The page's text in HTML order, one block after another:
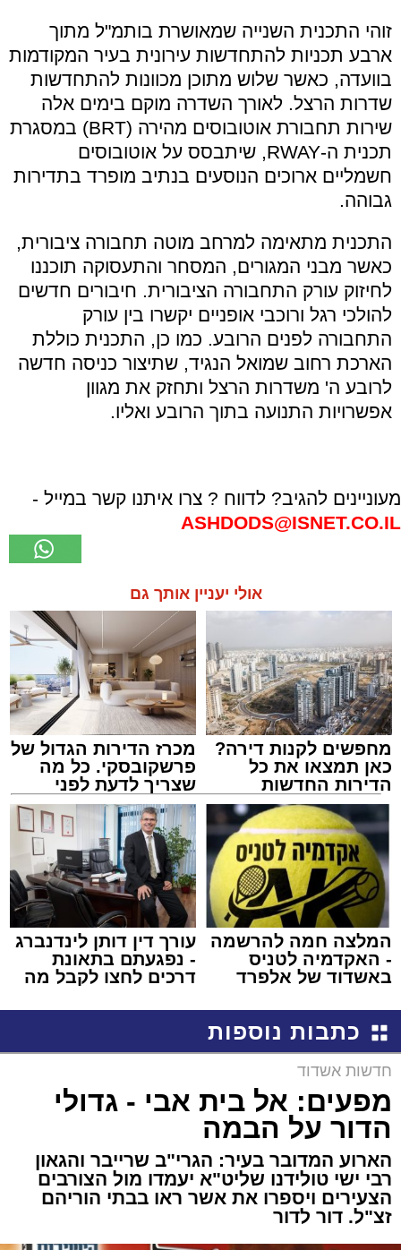
זוהי התכנית השנייה שמאושרת בותמ"ל מתוך
ארבע תכניות להתחדשות עירונית בעיר המקודמות
בוועדה, כאשר שלוש מתוכן מכוונות להתחדשות
שדרות הרצל. לאורך השדרה מוקם בימים אלה
שירות תחבורת אוטובוסים מהירה (BRT) במסגרת
תכנית ה-RWAY, שיתבסס על אוטובוסים
חשמליים ארוכים הנוסעים בנתיב מופרד בתדירות
גבוהה.
התכנית מתאימה למרחב מוטה תחבורה ציבורית,
כאשר מבני המגורים, המסחר והתעסוקה תוכננו
לחיזוק עורק התחבורה הציבורית. חיבורים חדשים
להולכי רגל ורוכבי אופניים יקשרו בין עורק
התחבורה לפנים הרובע. כמו כן, התכנית כוללת
הארכת רחוב שמואל הנגיד, שתיצור כניסה חדשה
לרובע ה' משדרות הרצל ותחזק את מגוון
אפשרויות התנועה בתוך הרובע ואליו.
מעוניינים להגיב? לדווח ? צרו איתנו קשר במייל -
ASHDODS@ISNET.CO.IL
אולי יעניין אותך גם
מחפשים לקנות דירה?
כאן תמצאו את כל
הדירות החדשות
למכירה באשדוד >>>
מכרז הדירות הגדול של
פרשקובסקי. כל מה
שצריך לדעת לפני
שמגישים הצעה לדירה
באשדוד
המלצה חמה להרשמה
- האקדמיה לטניס
באשדוד של אלפרד
עורך דין דותן לינדנברג
- נפגעתם בתאונת
דרכים לחצו לקבל מה
כתבות נוספות
חדשות אשדוד
מפעים: אל בית אבי - גדולי
הדור על הבמה
הארוע המדובר בעיר: הגרי"ב שרייבר והגאון
רבי ישי טולידנו שליט"א יעמדו מול הצורבים
הצעירים ויספרו את אשר ראו בבתי הוריהם
זצ"ל. דור לדור